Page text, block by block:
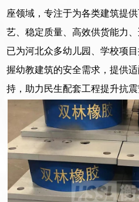
座领域，专注于为各类建筑提
艺、稳定质量、高效供货能力
已为河北众多幼儿园、学校项
握幼教建筑的安全需求，提供
持，助力民生配套工程提升抗震